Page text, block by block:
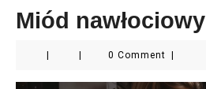
Miód nawłociowy
0 Comment